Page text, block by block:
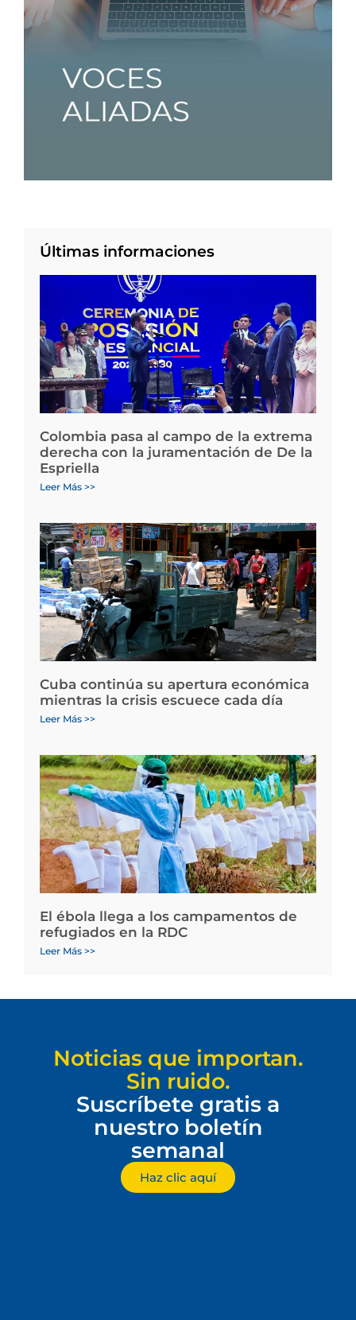
Últimas informaciones
Colombia pasa al campo de la extrema
derecha con la juramentación de De la
Espriella
Leer Más >>
Cuba continúa su apertura económica
mientras la crisis escuece cada día
Leer Más >>
El ébola llega a los campamentos de
refugiados en la RDC
Leer Más >>
Noticias que importan.
Sin ruido.
Suscríbete gratis a
nuestro boletín
semanal
Haz clic aquí